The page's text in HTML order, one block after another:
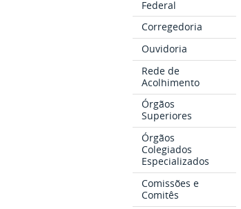
Federal
Corregedoria
Ouvidoria
Rede de
Acolhimento
Órgãos
Superiores
Órgãos
Colegiados
Especializados
Comissões e
Comitês